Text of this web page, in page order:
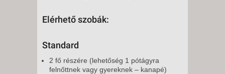
Elérhető szobák:
Standard
2 fő részére (lehetőség 1 pótágyra
felnőttnek vagy gyereknek – kanapé)